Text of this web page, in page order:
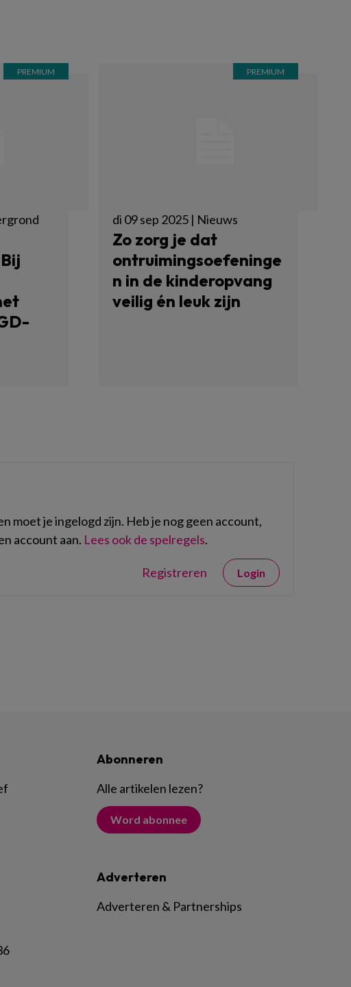
di 09 sep 2025 | Nieuws
Zo zorg je dat
ontruimingsoefeninge
n in de kinderopvang
veilig én leuk zijn
moet je ingelogd zijn. Heb je nog geen account,
account aan. Lees ook de spelregels.
Registreren Login
Abonneren
Alle artikelen lezen?
Word abonnee
Adverteren
Adverteren & Partnerships